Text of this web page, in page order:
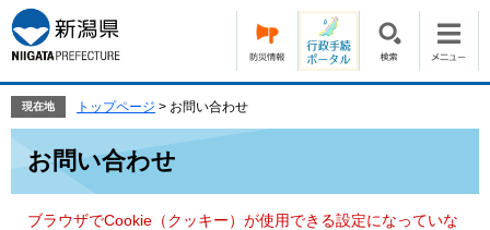
ー
ジ
の
頭
す。
ニ
ュ
ー
飛
て
現在地 トップページ > お問い合わせ
お問い合わせ
ブラウザでCookie（クッキー）が使用できる設定になっていな